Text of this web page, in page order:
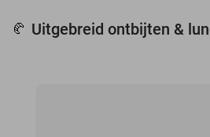
🥐 Uitgebreid ontbijten &